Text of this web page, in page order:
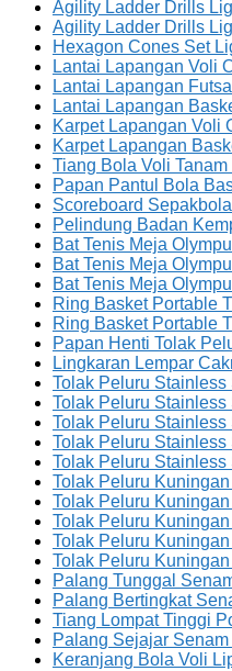
Agility Ladder Drills
Agility Ladder Drills
Hexagon Cones Set
Lantai Lapangan Voli
Lantai Lapangan
Lantai Lapangan
Karpet Lapangan Voli
Karpet Lapangan
Tiang Bola Voli
Papan Pantul Bola
Scoreboard
Pelindung Badan
Bat Tenis Meja
Bat Tenis Meja
Bat Tenis Meja
Ring Basket Portable
Ring Basket Portable
Papan Henti Tolak
Lingkaran Lempar
Tolak Peluru
Tolak Peluru
Tolak Peluru
Tolak Peluru
Tolak Peluru
Tolak Peluru
Tolak Peluru
Tolak Peluru
Tolak Peluru
Tolak Peluru
Palang Tunggal
Palang Bertingkat
Tiang Lompat Tinggi
Palang Sejajar
Keranjang Bola Voli